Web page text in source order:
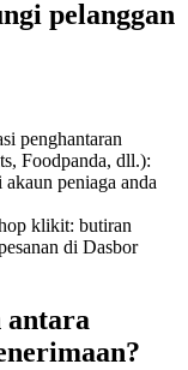
pelanggan
penghantaran
Foodpanda, dll.):
peniaga anda
klikit: butiran
di Dasbor
antara